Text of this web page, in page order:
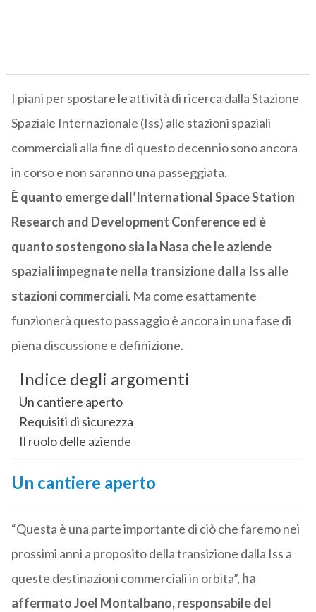
I piani per spostare le attività di ricerca dalla Stazione
Spaziale Internazionale (Iss) alle stazioni spaziali
commerciali alla fine di questo decennio sono ancora
in corso e non saranno una passeggiata.
È quanto emerge dall’International Space Station
Research and Development Conference ed è
quanto sostengono sia la Nasa che le aziende
spaziali impegnate nella transizione dalla Iss alle
stazioni commerciali. Ma come esattamente
funzionerà questo passaggio è ancora in una fase di
piena discussione e definizione.
Indice degli argomenti
Un cantiere aperto
Requisiti di sicurezza
Il ruolo delle aziende
Un cantiere aperto
“Questa è una parte importante di ciò che faremo nei
prossimi anni a proposito della transizione dalla Iss a
queste destinazioni commerciali in orbita”, ha
affermato Joel Montalbano, responsabile del